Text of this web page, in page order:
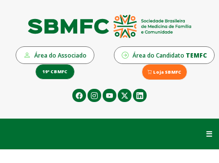
Área do Associado Área do Candidato TEMFC
19º CBMFC Loja SBMFC
☰